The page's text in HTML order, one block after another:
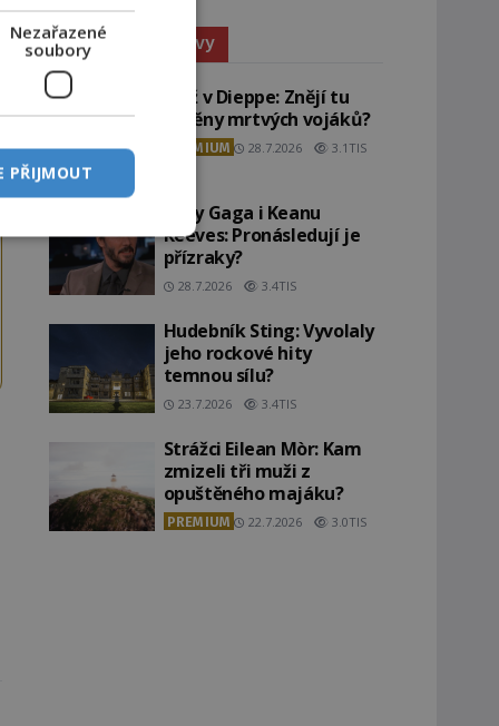
Paranormální jevy
Pláž v Dieppe: Znějí tu
ozvěny mrtvých vojáků?
PREMIUM 28.7.2026 3.1TIS
Lady Gaga i Keanu
Reeves: Pronásledují je
přízraky?
28.7.2026 3.4TIS
Hudebník Sting: Vyvolaly
jeho rockové hity
temnou sílu?
23.7.2026 3.4TIS
Strážci Eilean Mòr: Kam
zmizeli tři muži z
opuštěného majáku?
PREMIUM 22.7.2026 3.0TIS
Nezařazené
soubory
PŘIJMOUT